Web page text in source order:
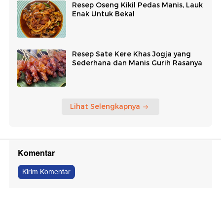
Resep Oseng Kikil Pedas Manis, Lauk
Enak Untuk Bekal
Resep Sate Kere Khas Jogja yang
Sederhana dan Manis Gurih Rasanya
Lihat Selengkapnya
Komentar
Kirim Komentar